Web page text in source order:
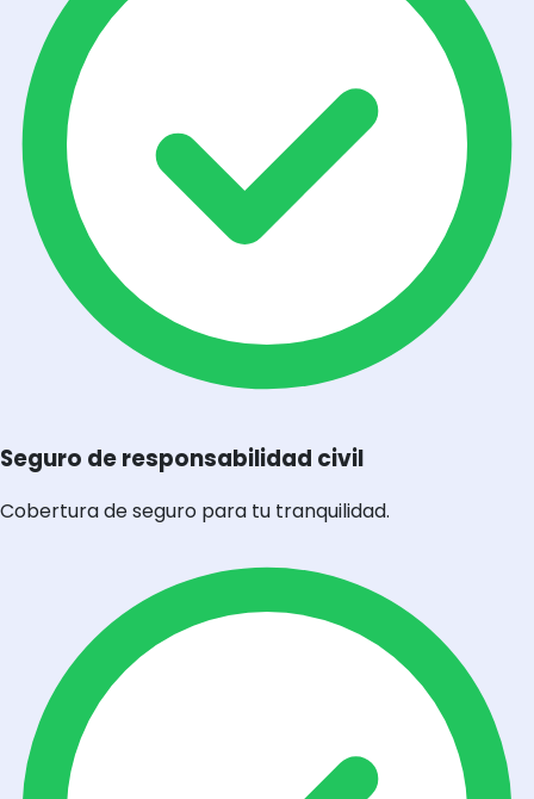
Seguro de responsabilidad civil
Cobertura de seguro para tu tranquilidad.